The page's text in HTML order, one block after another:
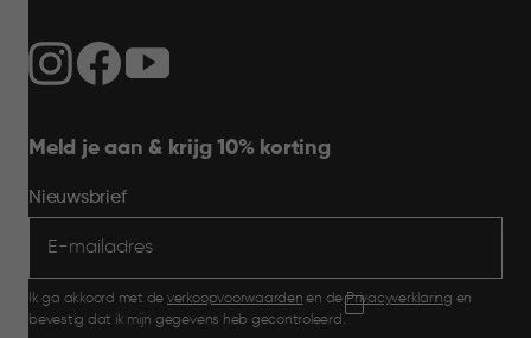
Meld je aan & krijg 10% korting
Nieuwsbrief
Ik ga akkoord met de verkoopvoorwaarden en dePrivacyverklaring en
bevestig dat ik mijn gegevens heb gecontroleerd.